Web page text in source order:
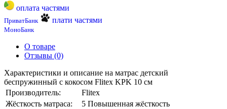
оплата частями
ПриватБанк плати частями
МоноБанк
О товаре
Отзывы (0)
Характеристики и описание на матрас детский
беспружинный с кокосом Flitex KPK 10 см
Производитель:
Flitex
Жёсткость матраса:
5 Повышенная жёсткость